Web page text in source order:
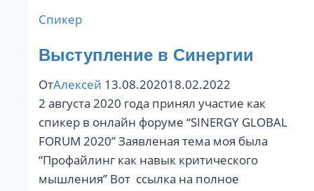
Спикер
Выступление в Синергии
ОтАлексей 13.08.202018.02.2022
2 августа 2020 года принял участие как
спикер в онлайн форуме “SINERGY GLOBAL
FORUM 2020” Заявленая тема моя была
“Профайлинг как навык критического
мышления” Вот ссылка на полное